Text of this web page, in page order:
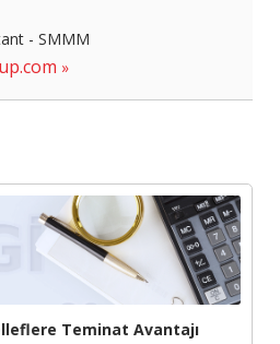
- SMMM
Teminat Avantajı